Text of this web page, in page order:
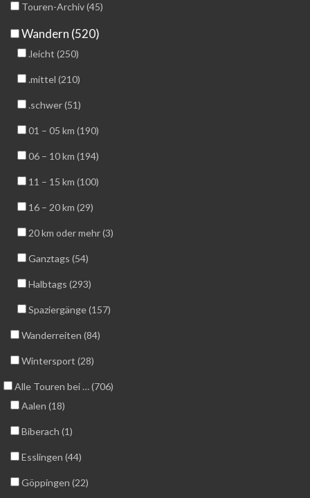
Touren-Archiv (45)
Wandern (520)
.leicht (250)
.mittel (210)
.schwer (51)
01 – 05 km (190)
06 – 10 km (194)
11 – 15 km (100)
16 – 20 km (29)
20 km oder mehr (3)
Ganztags (54)
Halbtags (293)
Spaziergänge (157)
Wanderreiten (84)
Wintersport (28)
Alle Touren bei … (706)
Aalen (18)
Biberach (1)
Esslingen (44)
Göppingen (22)